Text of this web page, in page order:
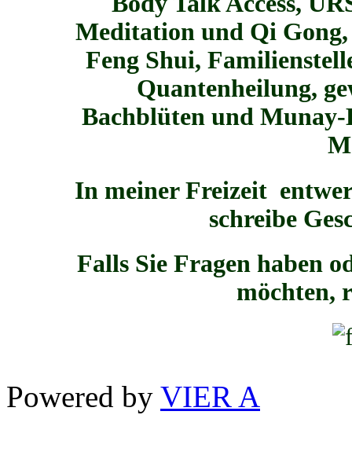
Meditation und Qi
Feng Shui,
Quantenheilung,
Bachblüten und
In meiner Freizeit
schreibe
Falls Sie Fragen haben
möchten,
Powered by VIER A